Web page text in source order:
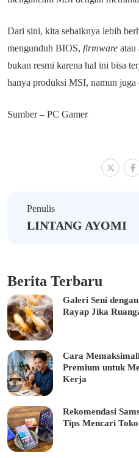
Dari sini, kita sebaiknya lebih
mengunduh BIOS, firmware atau
bukan resmi karena hal ini bisa
hanya produksi MSI, namun juga
Sumber – PC Gamer
Penulis
LINTANG AYOMI
Berita Terbaru
Galeri Seni
Rayap Jika
Cara
Premium untuk
Kerja
Rekomendasi
Tips Mencari